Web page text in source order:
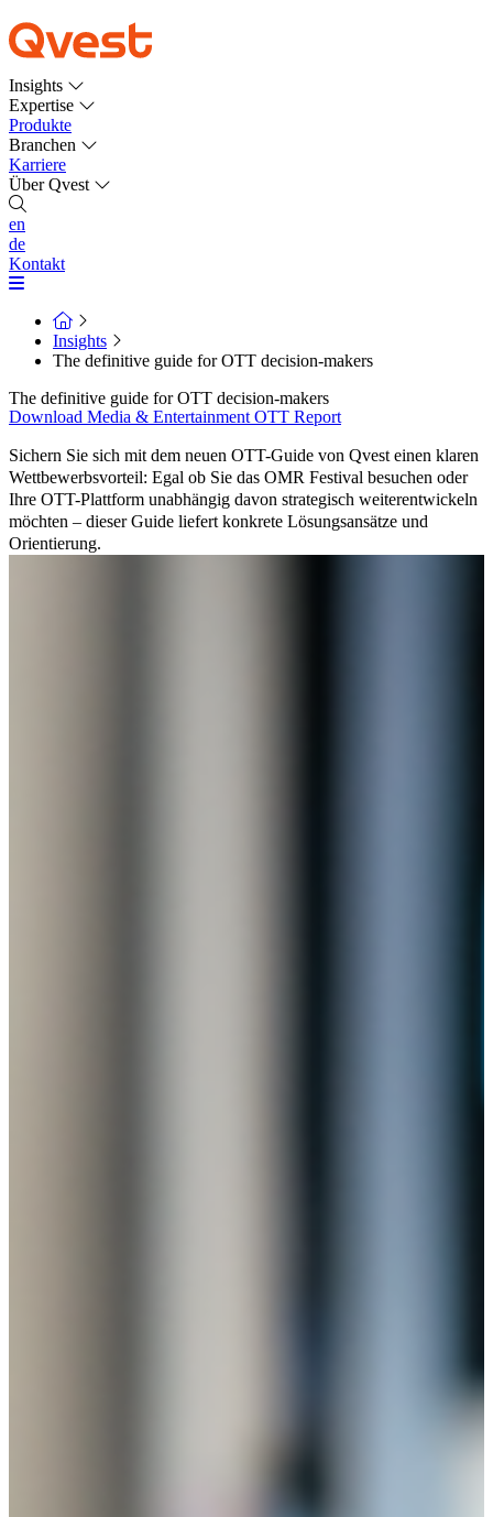
Insights
Expertise
Produkte
Branchen
Karriere
Über Qvest
en
de
Kontakt
Insights
The definitive guide for OTT decision-makers
The definitive guide for OTT decision-makers
Download Media & Entertainment OTT Report
Sichern Sie sich mit dem neuen OTT-Guide von Qvest einen klaren
Wettbewerbsvorteil: Egal ob Sie das OMR Festival besuchen oder
Ihre OTT-Plattform unabhängig davon strategisch weiterentwickeln
möchten – dieser Guide liefert konkrete Lösungsansätze und
Orientierung.